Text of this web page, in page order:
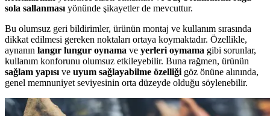
sola sallanması yönünde şikayetler de mevcuttur.
Bu olumsuz geri bildirimler, ürünün montaj ve kullanım sırasında
dikkat edilmesi gereken noktaları ortaya koymaktadır. Özellikle,
aynanın langır lungur oynama ve yerleri oymama gibi sorunlar,
kullanım konforunu olumsuz etkileyebilir. Buna rağmen, ürünün
sağlam yapısı ve uyum sağlayabilme özelliği göz önüne alınında,
genel memnuniyet seviyesinin orta düzeyde olduğu söylenebilir.